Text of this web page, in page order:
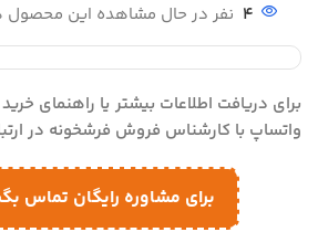
4 نفر در حال مشاهده این
برای دریافت اطلاعات بیشتر یا راهنمای
واتساپ با کارشناس فروش فرشخونه در
برای مشاوره رایگان تماس